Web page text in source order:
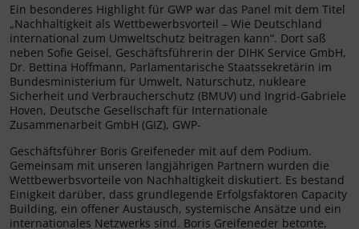
Ein besonderes Highlight für GWP war das Panel mit dem Titel
„Nachhaltigkeit als Wettbewerbsvorteil – Wie Deutschland
international zum Umweltschutz beitragen kann“. Dort saß
neben Sofie Geisel, Geschäftsführerin der DIHK Service GmbH,
Dr. Bettina Hoffmann, Parlamentarische Staatssekretärin im
Bundesministerium für Umwelt, Naturschutz, nukleare
Sicherheit und Verbraucherschutz (BMUV) und Ingrid-Gabriele
Hoven, Deutsche Gesellschaft für Internationale
Zusammenarbeit GmbH (GIZ), GWP-
Geschäftsführer Boris Greifeneder mit auf dem Podium.
Gemeinsam mit unseren langjährigen Partnern wurden die
Wettbewerbsvorteile von Nachhaltigkeit diskutiert. Es bestand
Einigkeit darüber, dass grundlegende Erfolgsfaktoren Capacity
Building, ein offener Austausch, systemische Ansätze und ein
internationales Netzwerks sind. Boris Greifeneder betonte,